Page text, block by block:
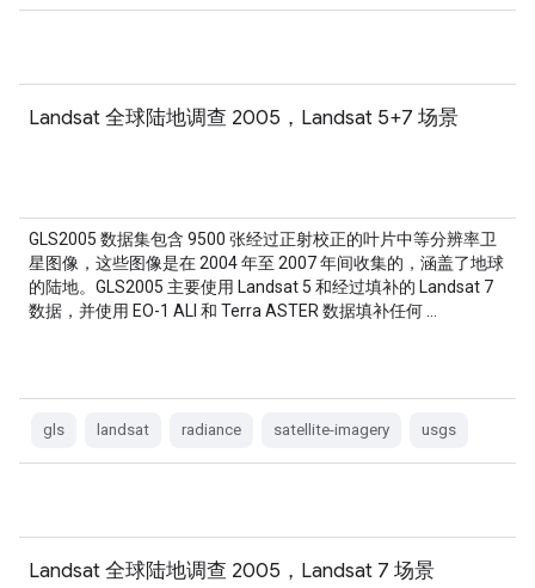
Landsat 全球陆地调查 2005，Landsat 5+7 场景
GLS2005 数据集包含 9500 张经过正射校正的叶片中等分辨率卫
星图像，这些图像是在 2004 年至 2007 年间收集的，涵盖了地球
的陆地。GLS2005 主要使用 Landsat 5 和经过填补的 Landsat 7
数据，并使用 EO-1 ALI 和 Terra ASTER 数据填补任何 …
gls landsat radiance satellite-imagery usgs
Landsat 全球陆地调查 2005，Landsat 7 场景